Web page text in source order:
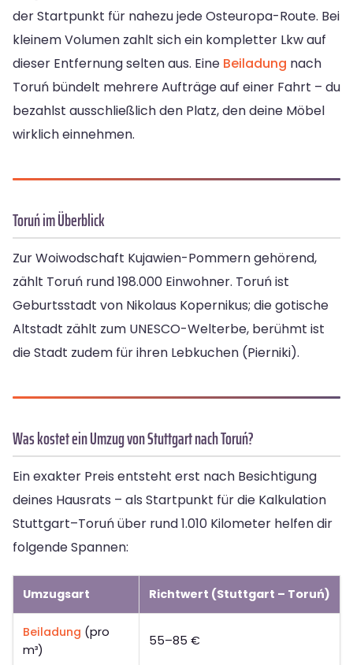
der Startpunkt für nahezu jede Osteuropa-Route. Bei
kleinem Volumen zahlt sich ein kompletter Lkw auf
dieser Entfernung selten aus. Eine Beiladung nach
Toruń bündelt mehrere Aufträge auf einer Fahrt – du
bezahlst ausschließlich den Platz, den deine Möbel
wirklich einnehmen.
Toruń im Überblick
Zur Woiwodschaft Kujawien-Pommern gehörend,
zählt Toruń rund 198.000 Einwohner. Toruń ist
Geburtsstadt von Nikolaus Kopernikus; die gotische
Altstadt zählt zum UNESCO-Welterbe, berühmt ist
die Stadt zudem für ihren Lebkuchen (Pierniki).
Was kostet ein Umzug von Stuttgart nach Toruń?
Ein exakter Preis entsteht erst nach Besichtigung
deines Hausrats – als Startpunkt für die Kalkulation
Stuttgart–Toruń über rund 1.010 Kilometer helfen dir
folgende Spannen:
Umzugsart Richtwert (Stuttgart – Toruń)
Beiladung (pro
m³)
55–85 €